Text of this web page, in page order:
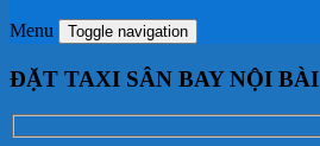
Menu Toggle navigation
ĐẶT TAXI SÂN BAY NỘI BÀI